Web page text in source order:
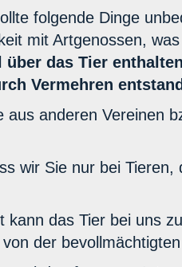
folgende Dinge
mit Artgenossen,
das Tier
Vermehren
aus anderen Vereinen
wir Sie nur bei
kann das Tier bei uns
der